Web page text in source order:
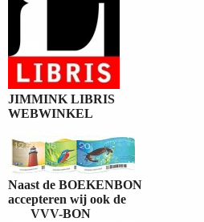
JIMMINK LIBRIS
WEBWINKEL
Naast de BOEKENBON
accepteren wij ook de
VVV-BON